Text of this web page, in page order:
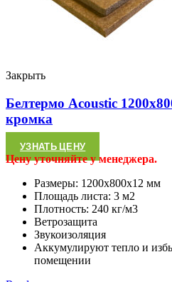
Закрыть
Белтермо Acoustic
кромка
УЗНАТЬ ЦЕНУ
Цену уточняйте у менеджера.
Размеры: 1200х800х12 мм
Площадь листа: 3 м2
Плотность: 240 кг/м3
Ветрозащита
Звукоизоляция
Аккумулируют тепло и
помещении